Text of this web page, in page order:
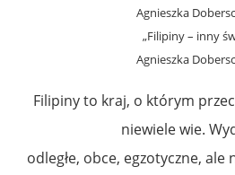
Agnieszka
„Filipiny – inny
Agnieszka
Filipiny to kraj, o którym
niewiele wie.
odległe, obce, egzotyczne,